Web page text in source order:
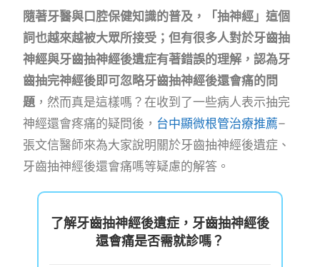
隨著牙醫與口腔保健知識的普及，「抽神經」這個
詞也越來越被大眾所接受；但有很多人對於牙齒抽
神經與牙齒抽神經後遺症有著錯誤的理解，認為牙
齒抽完神經後即可忽略牙齒抽神經後還會痛的問
題 ，然而真是這樣嗎？在收到了一些病人表示抽完
神經還會疼痛的疑問後， 台中顯微根管治療推薦–
張文信醫師來為大家說明關於牙齒抽神經後遺症、
牙齒抽神經後還會痛嗎等疑慮的解答。
了解牙齒抽神經後遺症，牙齒抽神經後
還會痛是否需就診嗎？